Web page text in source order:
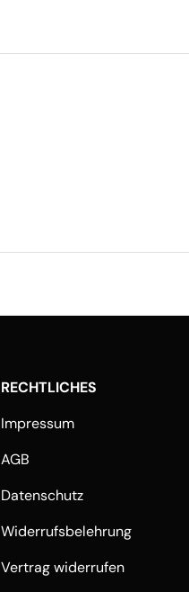
RECHTLICHES
Impressum
AGB
Datenschutz
Widerrufsbelehrung
Vertrag widerrufen